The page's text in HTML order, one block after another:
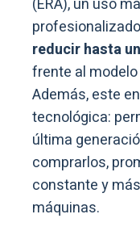
(ERA), un uso
reducir hasta
frente al
Además, este
tecnológica:
última
comprarlos,
constante y
máquinas.